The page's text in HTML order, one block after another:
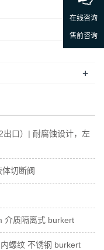
+
+
口）| 耐腐蚀设计，左
切断阀
介质隔离式 burkert
螺纹 不锈钢 burkert